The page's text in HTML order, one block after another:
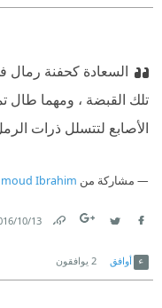
السعادة كحفنة رمال
تلك القبضة ، ومهما طال
الأصابع لتتسلل ذرات
مشاركة من Ibrahim
13‏/10‏/2016
أوافق 2 يوافقون